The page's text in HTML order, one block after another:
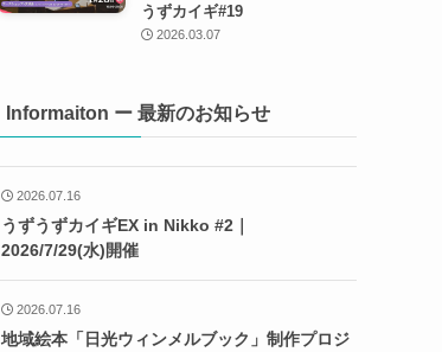
うずカイギ#19
2026.03.07
Informaiton ー 最新のお知らせ
2026.07.16
うずうずカイギEX in Nikko #2｜
2026/7/29(水)開催
2026.07.16
地域絵本「日光ウィンメルブック」制作プロジ